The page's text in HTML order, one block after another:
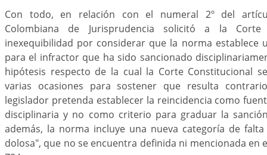
Con todo, en relación con el numeral 2º del
Colombiana de Jurisprudencia solicitó a la
inexequibilidad por considerar que la norma establece
para el infractor que ha sido sancionado
hipótesis respecto de la cual la Corte Constitucional
varias ocasiones para sostener que resulta
legislador pretenda establecer la reincidencia como
disciplinaria y no como criterio para graduar la
además, la norma incluye una nueva categoría de
dolosa", que no se encuentra definida ni mencionada en